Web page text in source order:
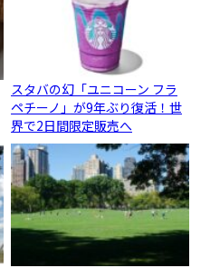
スタバの幻「ユニコーン フラ
ペチーノ」が9年ぶり復活！世
界で2日間限定販売へ